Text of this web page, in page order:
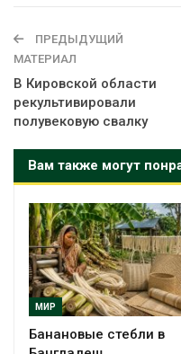
ПРЕДЫДУЩИЙ
МАТЕРИАЛ
В Кировской области
рекультивировали
полувековую свалку
Вам также могут
МИР
Банановые стебли в